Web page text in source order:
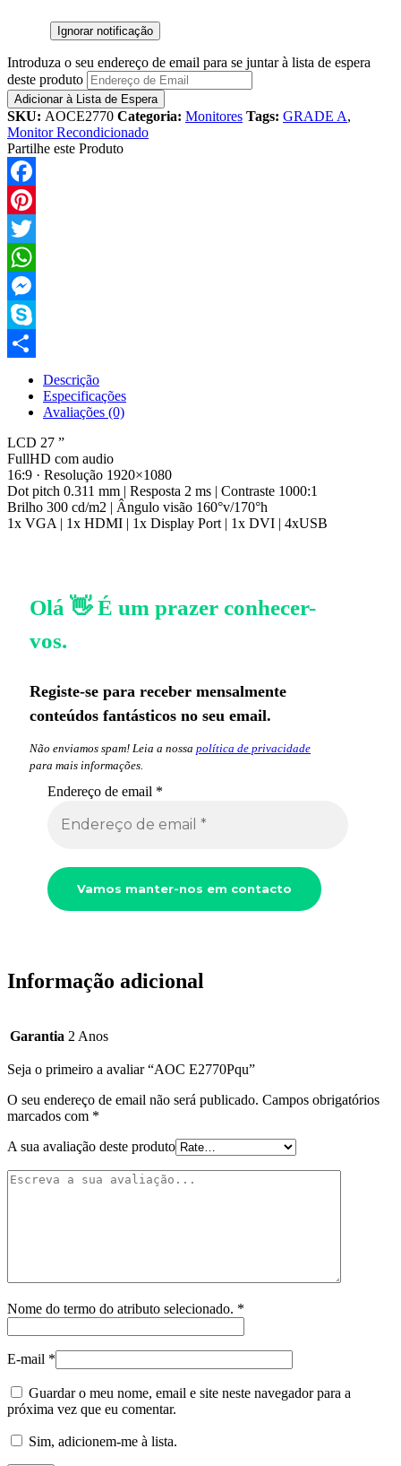
Ignorar notificação
Introduza o seu endereço de email para se juntar à lista de espera
deste produto
Adicionar à Lista de Espera
SKU: AOCE2770 Categoria: Monitores Tags: GRADE A,
Monitor Recondicionado
Partilhe este Produto
Facebook
Pinterest
Twitter
WhatsApp
Messenger
Skype
Compartilhar
Descrição
Especificações
Avaliações (0)
LCD 27 ”
FullHD com audio
16:9 · Resolução 1920×1080
Dot pitch 0.311 mm | Resposta 2 ms | Contraste 1000:1
Brilho 300 cd/m2 | Ângulo visão 160°v/170°h
1x VGA | 1x HDMI | 1x Display Port | 1x DVI | 4xUSB
Olá 👋 É um prazer conhecer-
vos.
Registe-se para receber mensalmente
conteúdos fantásticos no seu email.
Não enviamos spam! Leia a nossa política de privacidade
para mais informações.
Endereço de email *
Informação adicional
Garantia 2 Anos
Seja o primeiro a avaliar “AOC E2770Pqu”
O seu endereço de email não será publicado. Campos obrigatórios
marcados com *
A sua avaliação deste produto
Nome do termo do atributo selecionado. *
E-mail *
Guardar o meu nome, email e site neste navegador para a
próxima vez que eu comentar.
Sim, adicionem-me à lista.